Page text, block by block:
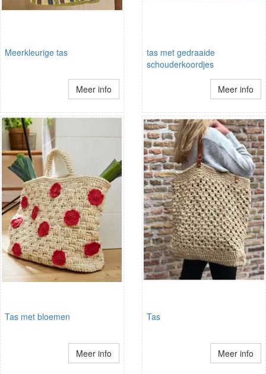
Meerkleurige tas
Meer info
tas met gedraaide
schouderkoordjes
Meer info
Tas met bloemen
Meer info
Tas
Meer info